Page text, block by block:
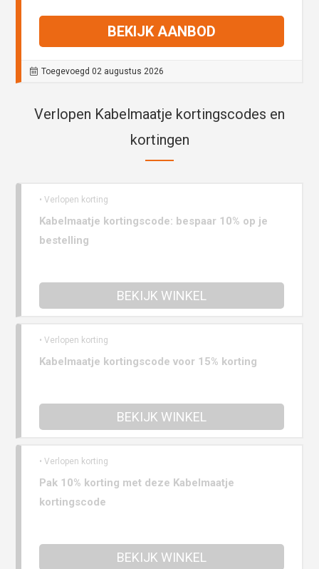
BEKIJK AANBOD
Toegevoegd 02 augustus 2026
Verlopen Kabelmaatje kortingscodes en
kortingen
• Verlopen korting
Kabelmaatje kortingscode: bespaar 10% op je
bestelling
BEKIJK WINKEL
• Verlopen korting
Kabelmaatje kortingscode voor 15% korting
BEKIJK WINKEL
• Verlopen korting
Pak 10% korting met deze Kabelmaatje
kortingscode
BEKIJK WINKEL